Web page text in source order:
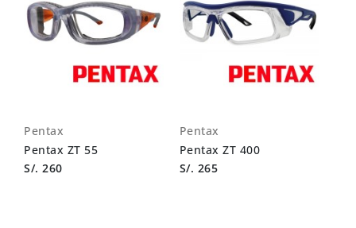
Pentax
Pentax ZT 55
S/. 260
Pentax
Pentax ZT 400
S/. 265